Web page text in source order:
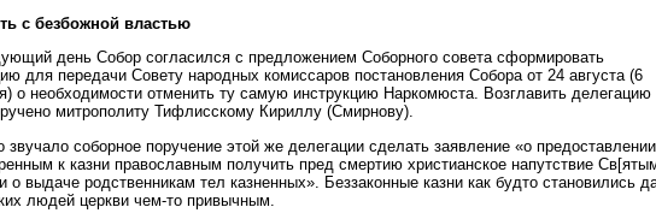
с безбожной властью
день Собор согласился с предложением Соборного совета сформировать
для передачи Совету народных комиссаров постановления Собора от 24 августа (6
о необходимости отменить ту самую инструкцию Наркомюста. Возглавить делегацию
митрополиту Тифлисскому Кириллу (Смирнову).
звучало соборное поручение этой же делегации сделать заявление «о предоставлении
к казни православным получить пред смертию христианское напутствие
о выдаче родственникам тел казненных». Беззаконные казни как будто становились
людей церкви чем-то привычным.